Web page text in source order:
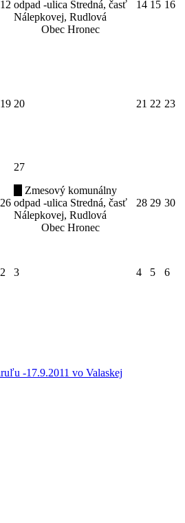
12 odpad -ulica Stredná, časť
Nálepkovej, Rudlová
Obec Hronec
14 15 16
19 20 21 22 23
26
27
Zmesový komunálny
odpad -ulica Stredná, časť
Nálepkovej, Rudlová
Obec Hronec
28 29 30
2 3 4 5
6